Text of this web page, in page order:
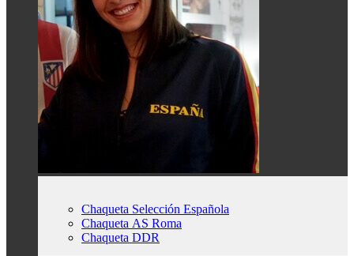
Chaqueta Selección Española
Chaqueta AS Roma
Chaqueta DDR